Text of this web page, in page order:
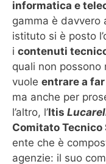
informatica e
gamma è davvero
istituto si è posto
i contenuti
quali non possono
vuole entrare a
ma anche per
l’altro, l’Itis
Comitato
ente che è
agenzie: il suo